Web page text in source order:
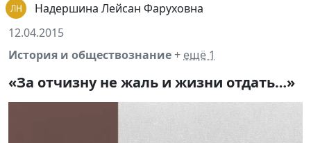
Надершина Лейсан Фаруховна
12.04.2015
История и обществознание+ ещё 1
«За отчизну не жаль и жизни отдать…»